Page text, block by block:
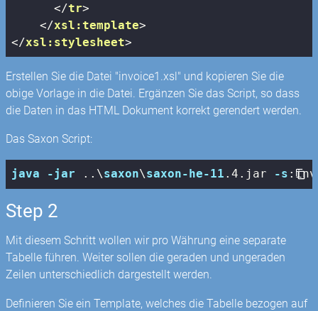
</tr>
</xsl:template>
</xsl:stylesheet>
Erstellen Sie die Datei "invoice1.xsl" und kopieren Sie die
obige Vorlage in die Datei. Ergänzen Sie das Script, so dass
die Daten in das HTML Dokument korrekt gerendert werden.
Das Saxon Script:
java -jar ..\saxon\saxon-he-11 .4 .jar -s
Step 2
Mit diesem Schritt wollen wir pro Währung eine separate
Tabelle führen. Weiter sollen die geraden und ungeraden
Zeilen unterschiedlich dargestellt werden.
Definieren Sie ein Template, welches die Tabelle bezogen auf